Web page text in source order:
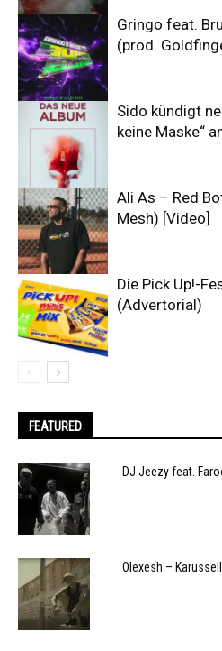
Gringo feat.
(prod.
Sido kündigt
keine Maske“
Ali As – Red
Mesh) [Video]
Die Pick Up!-
(Advertorial)
FEATURED
DJ Jeezy feat.
Olexesh –